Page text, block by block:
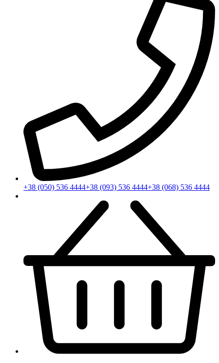
+38 (050) 536 4444+38 (093) 536 4444+38 (068) 536 4444